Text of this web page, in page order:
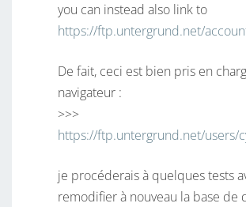
you can instead also link to
https://ftp.untergrund.net/
De fait, ceci est bien pris en
navigateur :
>>>
https://ftp.untergrund.net/users/
je procéderais à quelques tests
remodifier à nouveau la base de